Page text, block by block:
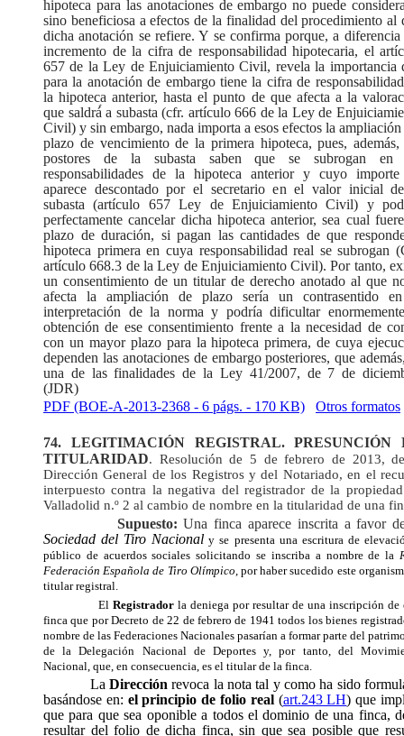
hipoteca para las anotaciones de embargo no puede
sino beneficiosa a efectos de la finalidad del procedimiento al
dicha anotación se refiere. Y se confirma porque, a diferencia
incremento de la cifra de responsabilidad hipotecaria, el
657 de la Ley de Enjuiciamiento Civil, revela la importancia
para la anotación de embargo tiene la cifra de
la hipoteca anterior, hasta el punto de que afecta a la
que saldrá́ a subasta (cfr. artículo 666 de la Ley de
Civil) y sin embargo, nada importa a esos efectos la
plazo de vencimiento de la primera hipoteca, pues, además,
postores de la subasta saben que se subrogan en
responsabilidades de la hipoteca anterior y cuyo
aparece descontado por el secretario en el valor inicial
subasta (artículo 657 Ley de Enjuiciamiento Civil) y
perfectamente cancelar dicha hipoteca anterior, sea cual
plazo de duración, si pagan las cantidades de que
hipoteca primera en cuya responsabilidad real se subrogan
artículo 668.3 de la Ley de Enjuiciamiento Civil). Por tanto,
un consentimiento de un titular de derecho anotado al que
afecta la ampliación de plazo sería un contrasentido
interpretación de la norma y podría dificultar
obtención de ese consentimiento frente a la necesidad de
con un mayor plazo para la hipoteca primera, de cuya
dependen las anotaciones de embargo posteriores, que
una de las finalidades de la Ley 41/2007, de 7 de
(JDR)
PDF (BOE-A-2013-2368 - 6 págs. - 170 KB)
Otros formatos
74.
LEGITIMACIÓN REGISTRAL. PRESUNCIÓN
TITULARIDAD. Resolución de 5 de febrero de 2013,
Dirección General de los Registros y del Notariado, en el
interpuesto contra la negativa del registrador de la
Valladolid n.º 2 al cambio de nombre en la titularidad de una
Supuesto: Una finca aparece inscrita a favor
Sociedad del Tiro Nacional y se presenta una escritura de
público de acuerdos sociales solicitando se inscriba a nombre de la
Federación Española de Tiro Olímpico, por haber sucedido este
titular registral.
El Registradorla deniega por resultar de una inscripción de
finca que por Decreto de 22 de febrero de 1941 todos los bienes
nombre de las Federaciones Nacionales pasarían a formar parte del
de la Delegación Nacional de Deportes y, por tanto, del
Nacional, que, en consecuencia, es el titular de la finca.
LaDirección revoca la nota tal y como ha sido
basándose en: el principio de folio real(art.243 LH) que
que para que sea oponible a todos el dominio de una finca,
resultar del folio de dicha finca, sin que sea posible que